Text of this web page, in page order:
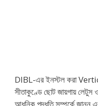
DIBL-এর ইনস্টল করা
সীতাকুণ্ডে ছোট জায়গায় লেটুস
আধুনিক পদ্ধতি সম্পর্কে জানুন